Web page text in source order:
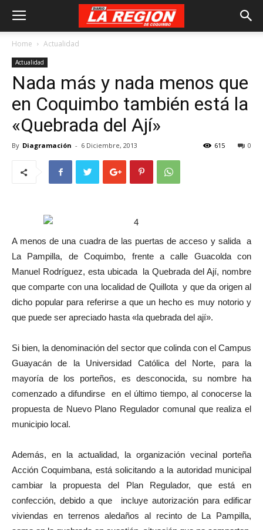
Home Actualidad
Actualidad
Nada más y nada menos que
en Coquimbo también está la
«Quebrada del Ají»
By Diagramación - 6 Diciembre, 2013 0
615
A menos de una cuadra de las puertas de acceso y salida a
La Pampilla, de Coquimbo, frente a calle Guacolda con
Manuel Rodríguez, esta ubicada la Quebrada del Ají, nombre
que comparte con una localidad de Quillota y que da origen al
dicho popular para referirse a que un hecho es muy notorio y
que puede ser apreciado hasta «la quebrada del ají».
Si bien, la denominación del sector que colinda con el Campus
Guayacán de la Universidad Católica del Norte, para la
mayoría de los porteños, es desconocida, su nombre ha
comenzado a difundirse en el último tiempo, al conocerse la
propuesta de Nuevo Plano Regulador comunal que realiza el
municipio local.
Además, en la actualidad, la organización vecinal porteña
Acción Coquimbana, está solicitando a la autoridad municipal
cambiar la propuesta del Plan Regulador, que está en
confección, debido a que incluye autorización para edificar
viviendas en terrenos aledaños al recinto de La Pampilla,